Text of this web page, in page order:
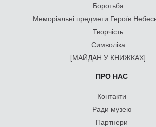
Боротьба
Меморіальні предмети Героїв
Творчість
Символіка
[МАЙДАН У КНИЖКАХ]
ПРО НАС
Контакти
Ради музею
Партнери